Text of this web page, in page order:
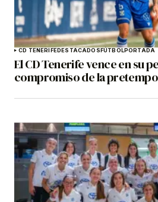
CD TENERIFEDESTACADOS FÚTBOLPORTADA
El CD Tenerife vence en su
compromiso de la